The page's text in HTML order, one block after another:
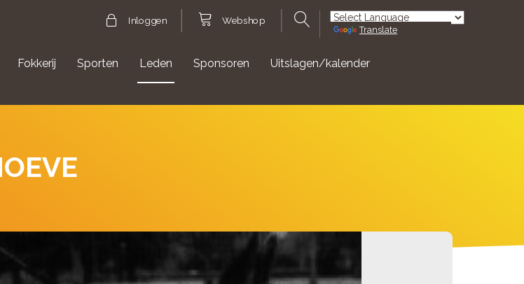
Inloggen Webshop
Powered by
Translate
Fokkerij Sporten Leden Sponsoren Uitslagen/kalender